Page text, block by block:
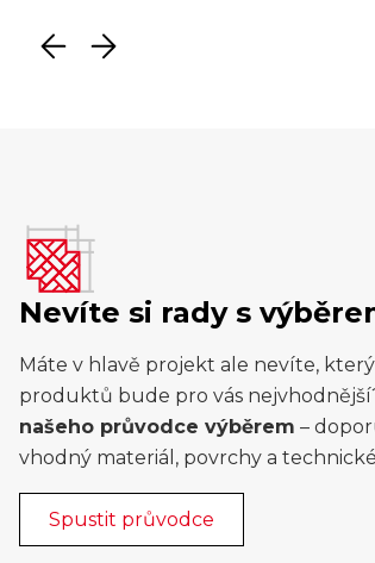
Nevíte si rady s
Máte v hlavě projekt ale nevíte,
produktů bude pro vás
našeho průvodce výběrem –
vhodný materiál, povrchy a
Spustit průvodce